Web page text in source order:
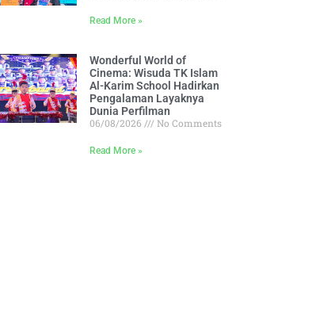
Read More »
Wonderful World of
Cinema: Wisuda TK Islam
Al-Karim School Hadirkan
Pengalaman Layaknya
Dunia Perfilman
06/08/2026
No Comments
Read More »